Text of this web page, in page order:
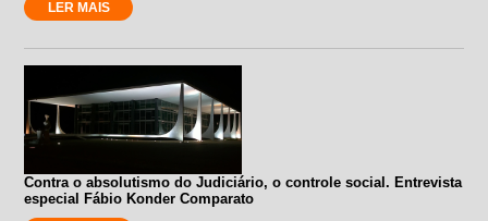
LER MAIS
Contra o absolutismo do Judiciário, o controle social. Entrevista
especial Fábio Konder Comparato